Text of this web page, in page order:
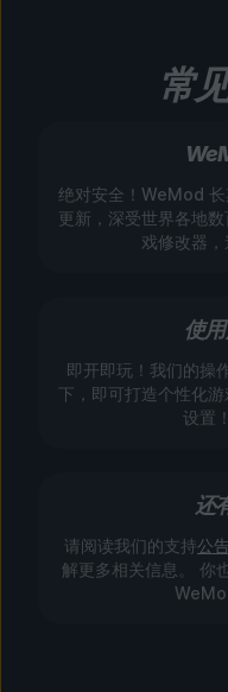
常
绝对安全！WeMod
更新，深受世界各地
戏修改器，
使
即开即玩！我们的操
下，即可打造个性化
设置
还
请阅读我们的支持公告
解更多相关信息。 你